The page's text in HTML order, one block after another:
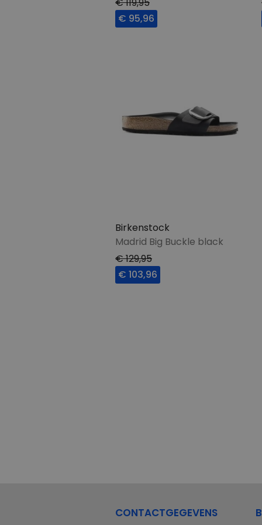
€ 95,96
Birkenstock
Madrid Big Buckle black
€ 129,95
€ 103,96
CONTACTGEGEVENS